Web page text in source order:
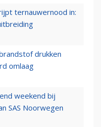
ternauwernood in:
drukken
omlaag
weekend bij
SAS Noorwegen